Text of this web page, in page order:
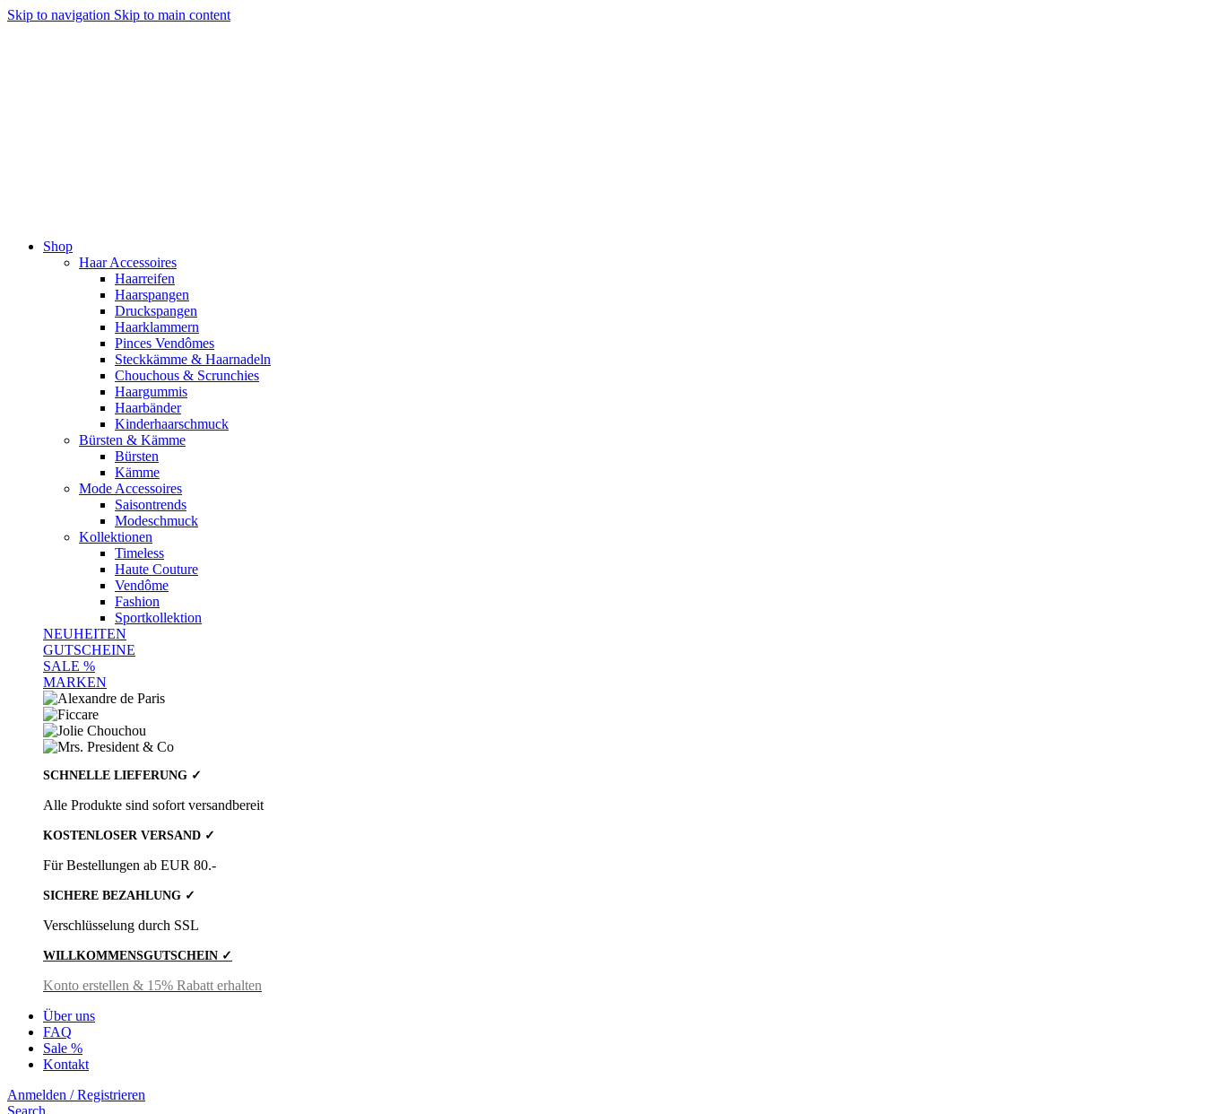
Skip to navigation Skip to main content
Shop
Haar Accessoires
Haarreifen
Haarspangen
Druckspangen
Haarklammern
Pinces Vendômes
Steckkämme & Haarnadeln
Chouchous & Scrunchies
Haargummis
Haarbänder
Kinderhaarschmuck
Bürsten & Kämme
Bürsten
Kämme
Mode Accessoires
Saisontrends
Modeschmuck
Kollektionen
Timeless
Haute Couture
Vendôme
Fashion
Sportkollektion
NEUHEITEN
GUTSCHEINE
SALE %
MARKEN
SCHNELLE LIEFERUNG ✓
Alle Produkte sind sofort versandbereit
KOSTENLOSER VERSAND ✓
Für Bestellungen ab EUR 80.-
SICHERE BEZAHLUNG ✓
Verschlüsselung durch SSL
WILLKOMMENSGUTSCHEIN ✓
Konto erstellen & 15% Rabatt erhalten
Über uns
FAQ
Sale %
Kontakt
Anmelden / Registrieren
Search